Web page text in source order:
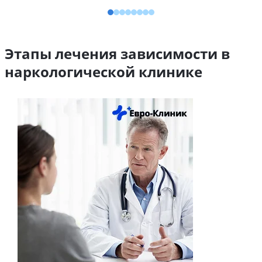
Этапы лечения зависимости в
наркологической клинике